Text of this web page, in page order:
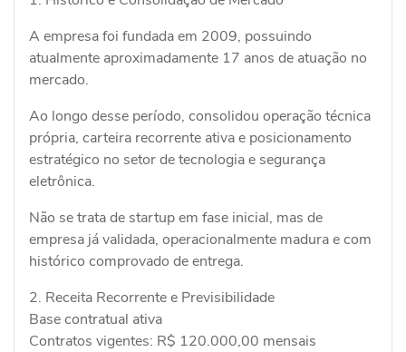
A empresa foi fundada em 2009, possuindo
atualmente aproximadamente 17 anos de atuação no
mercado.
Ao longo desse período, consolidou operação técnica
própria, carteira recorrente ativa e posicionamento
estratégico no setor de tecnologia e segurança
eletrônica.
Não se trata de startup em fase inicial, mas de
empresa já validada, operacionalmente madura e com
histórico comprovado de entrega.
2. Receita Recorrente e Previsibilidade
Base contratual ativa
Contratos vigentes: R$ 120.000,00 mensais